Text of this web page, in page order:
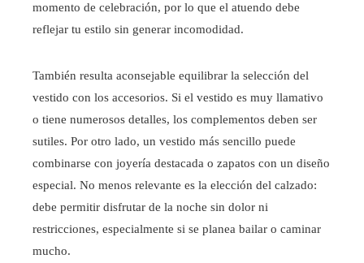
momento de celebración, por lo que el atuendo debe
reflejar tu estilo sin generar incomodidad.
También resulta aconsejable equilibrar la selección del
vestido con los accesorios. Si el vestido es muy llamativo
o tiene numerosos detalles, los complementos deben ser
sutiles. Por otro lado, un vestido más sencillo puede
combinarse con joyería destacada o zapatos con un diseño
especial. No menos relevante es la elección del calzado:
debe permitir disfrutar de la noche sin dolor ni
restricciones, especialmente si se planea bailar o caminar
mucho.